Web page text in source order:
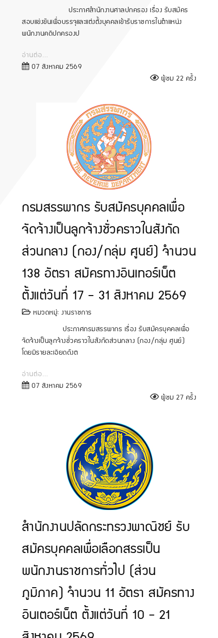
ประกาศสำนักงานศาลปกครอง เรื่อง รับสมัคร
สอบแข่งขันเพื่อบรรจุและแต่งตั้งบุคคลเข้ารับราชการในตำแหน่ง
พนักงานคดีปกครองป
อ่านต่อ...
07 สิงหาคม 2569
ผู้ชม 22 ครั้ง
กรมสรรพากร รับสมัครบุคคลเพื่อ
จัดจ้างเป็นลูกจ้างชั่วคราวในสังกัด
ส่วนกลาง (กอง/กลุ่ม ศูนย์) จำนวน
138 อัตรา สมัครทางอินเทอร์เน็ต
ตั้งแต่วันที่ 17 - 31 สิงหาคม 2569
หมวดหมู่: งานราชการ
ประกาศกรมสรรพากร เรื่อง รับสมัครบุคคลเพื่อ
จัดจ้างเป็นลูกจ้างชั่วคราวในสังกัดส่วนกลาง (กอง/กลุ่ม ศูนย์)
โดยมีรายละเอียดดังต
อ่านต่อ...
07 สิงหาคม 2569
ผู้ชม 27 ครั้ง
สำนักงานปลัดกระทรวงพาณิชย์ รับ
สมัครบุคคลเพื่อเลือกสรรเป็น
พนักงานราชการทั่วไป (ส่วน
ภูมิภาค) จำนวน 11 อัตรา สมัครทาง
อินเตอร์เน็ต ตั้งแต่วันที่ 10 - 21